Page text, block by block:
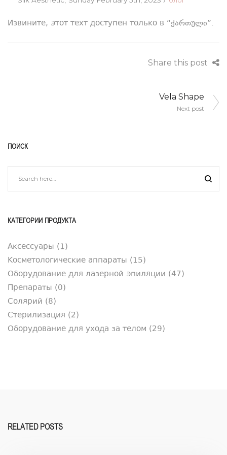
Извините, этот техт доступен только в “ქართული”.
Share this post
Vela Shape
Next post
ПОИСК
КАТЕГОРИИ ПРОДУКТА
Аксессуары (1)
Косметологические аппараты (15)
Оборудование для лазерной эпиляции (47)
Препараты (0)
Солярий (8)
Стерилизация (2)
Оборудование для ухода за телом (29)
RELATED POSTS